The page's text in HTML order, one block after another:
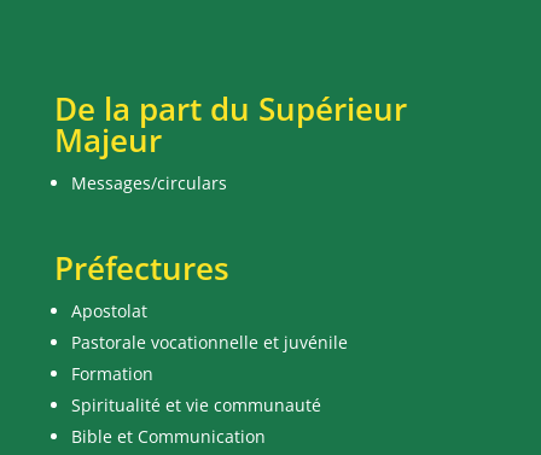
De la part du Supérieur
Majeur
Messages/circulars
Préfectures
Apostolat
Pastorale vocationnelle et juvénile
Formation
Spiritualité et vie communauté
Bible et Communication